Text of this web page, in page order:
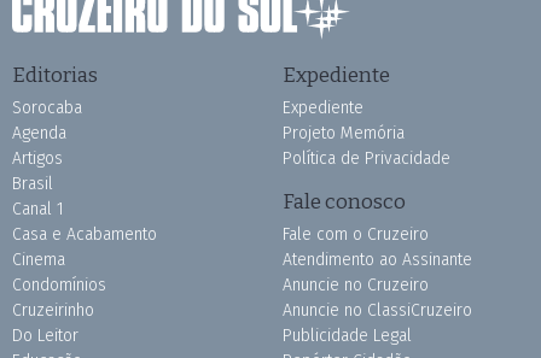
Editorias
Sorocaba
Agenda
Artigos
Brasil
Canal 1
Casa e Acabamento
Cinema
Condomínios
Cruzeirinho
Do Leitor
Expediente
Expediente
Projeto Memória
Política de Privacidade
Fale conosco
Fale com o Cruzeiro
Atendimento ao Assinante
Anuncie no Cruzeiro
Anuncie no ClassiCruzeiro
Publicidade Legal